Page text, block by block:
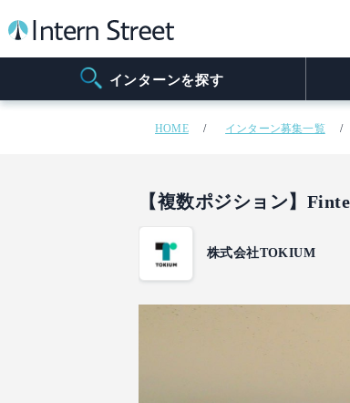
インターンを探す
HOME インターン募集一覧
【複数ポジション】
株式会社TOKIUM